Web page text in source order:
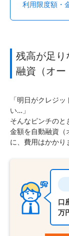
利用限度額・
残高が足
融資（オー
「明日がクレジ
い…」
そんなピンチのと
金額を自動融資（
に、費用はかかり
口
万